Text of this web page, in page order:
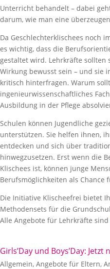
Unterricht behandelt – dabei
darum, wie man eine
Da Geschlechterklischees noch
es wichtig, dass die
gestaltet wird. Lehrkräfte sollten
Wirkung bewusst sein – und sie
kritisch hinterfragen. Warum
ingenieurwissenschaftliches
Ausbildung in der Pflege
Schulen können Jugendliche
unterstützen. Sie helfen ihnen,
entdecken und sich über
hinwegzusetzen. Erst wenn die
Klischees ist, können junge
Berufsmöglichkeiten als
Die Initiative Klischeefrei bietet
Methodensets für die
Alle Angebote für Lehrkräfte sind
Girls’Day und Boys’Day:
Allgemein, Angebote für Eltern,